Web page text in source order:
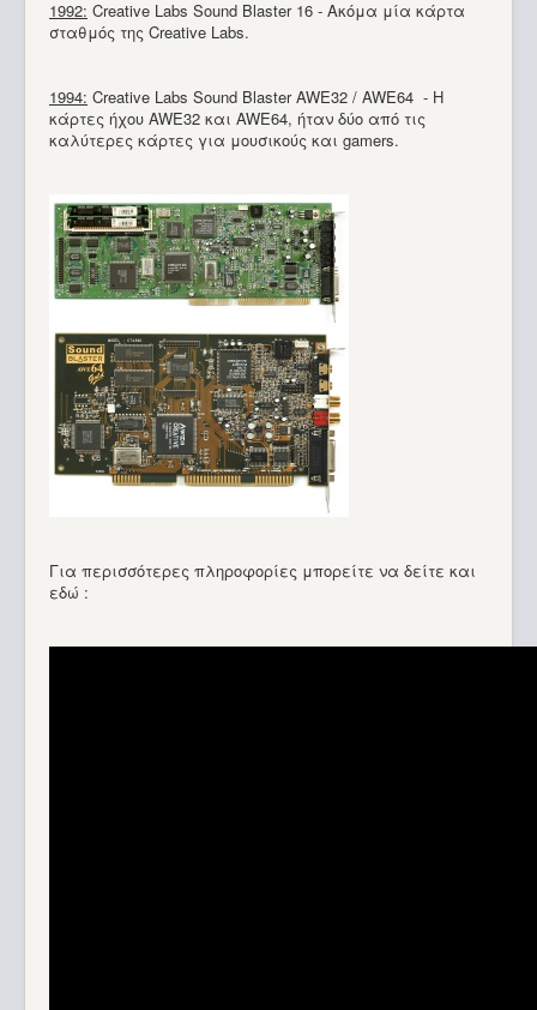
1992: Creative Labs Sound Blaster 16 - Ακόμα μία κάρτα
σταθμός της Creative Labs.
1994: Creative Labs Sound Blaster AWE32 / AWE64 - Η
κάρτες ήχου AWE32 και AWE64, ήταν δύο από τις
καλύτερες κάρτες για μουσικούς και gamers.
Για περισσότερες πληροφορίες μπορείτε να δείτε και
εδώ :